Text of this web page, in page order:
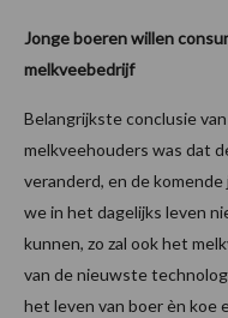
Jonge boeren willen
melkveebedrijf
Belangrijkste conclusie
melkveehouders was dat
veranderd, en de
we in het dagelijks leven
kunnen, zo zal ook het
van de nieuwste
het leven van boer èn koe